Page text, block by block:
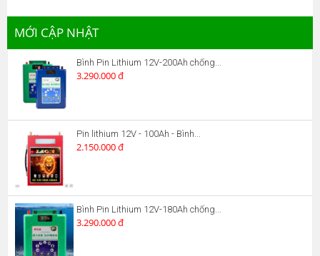
MỚI CẬP NHẬT
Bình Pin Lithium 12V-200Ah chống...
3.290.000 đ
Pin lithium 12V - 100Ah - Bình...
2.150.000 đ
Bình Pin Lithium 12V-180Ah chống...
3.290.000 đ